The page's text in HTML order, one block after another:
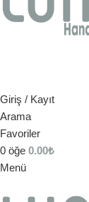
Giriş / Kayıt
Arama
Favoriler
0 öğe 0.00₺
Menü